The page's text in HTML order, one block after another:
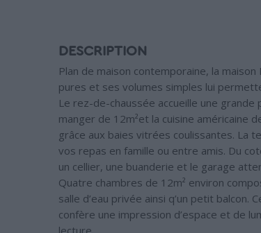
DESCRIPTION
Plan de maison contemporaine, la
pures et ses volumes simples lui
Le rez-de-chaussée accueille une
manger de 12m²et la cuisine américaine
grâce aux baies vitrées coulissantes. La
vos repas en famille ou entre amis. Du
un cellier, une buanderie et le garage
Quatre chambres de 12m² environ
salle d’eau privée ainsi q’un petit
confère une impression d’espace et de
lecture.